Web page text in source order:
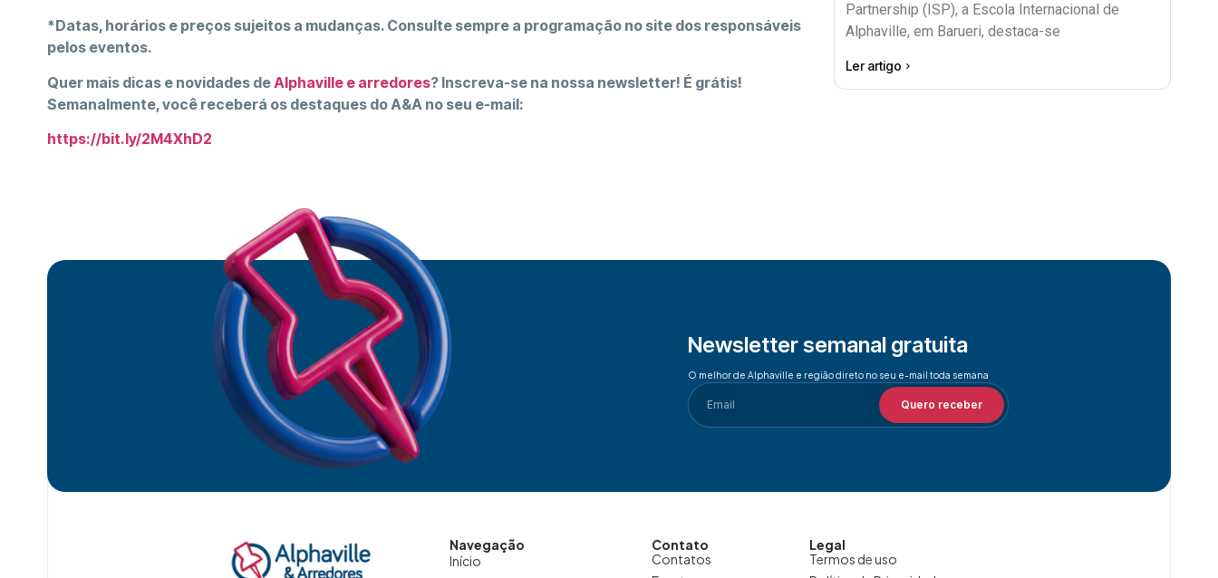
*Datas, horários e preços sujeitos a mudanças. Consulte sempre a programação no site dos responsáveis
pelos eventos.
Quer mais dicas e novidades de Alphaville e arredores? Inscreva-se na nossa newsletter! É grátis!
Semanalmente, você receberá os destaques do A&A no seu e-mail:
https://bit.ly/2M4XhD2
Partnership (ISP), a Escola Internacional de
Alphaville, em Barueri, destaca-se
Ler artigo
Newsletter semanal gratuita
O melhor de Alphaville e região direto no seu e-mail toda semana
Quero receber
Navegação
Início
Contato
Contatos
Legal
Termos de uso